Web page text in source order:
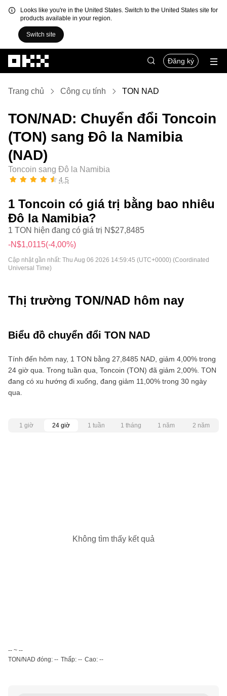
Looks like you're in the United States. Switch to the United States site for
products available in your region.
Switch site
Đăng ký
Trang chủ Công cụ tính TON NAD
TON/NAD: Chuyển đổi Toncoin
(TON) sang Đô la Namibia
(NAD)
Toncoin sang Đô la Namibia
4,5
1 Toncoin có giá trị bằng bao nhiêu
Đô la Namibia?
1 TON hiện đang có giá trị N$27,8485
-N$1,0115(-4,00%)
Cập nhật gần nhất: Thu Aug 06 2026 14:59:45 (UTC+0000) (Coordinated
Universal Time)
Thị trường TON/NAD hôm nay
Biểu đồ chuyển đổi TON NAD
Tính đến hôm nay, 1 TON bằng 27,8485 NAD, giảm 4,00% trong
24 giờ qua. Trong tuần qua, Toncoin (TON) đã giảm 2,00%. TON
đang có xu hướng đi xuống, đang giảm 11,00% trong 30 ngày
qua.
1 giờ 24 giờ 1 tuần 1 tháng 1 năm 2 năm
Không tìm thấy kết quả
-- ~ --
TON/NAD đóng: -- Thấp: -- Cao: --